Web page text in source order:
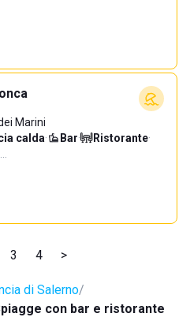
Marini
calda· Bar· Ristorante·
3 4 >
di Salerno
con bar e ristorante